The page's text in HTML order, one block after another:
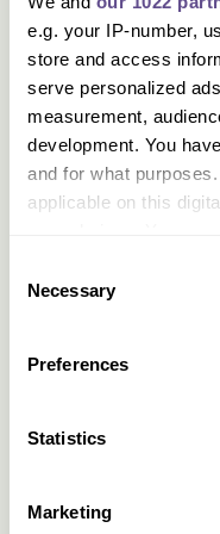
e.g. your IP-number,
store and access
serve personalized
measurement,
development. You
and for what
applicable on this
the Privacy trigger icon.
Collect
meters
Identify your
Find out more about
Selection
Necessary
Preferences
Statistics
Marketing
Postjesweg
Lelylaan
Henk
RAI
Diemen Zuid
Ganzenhoef
Gaasperplas